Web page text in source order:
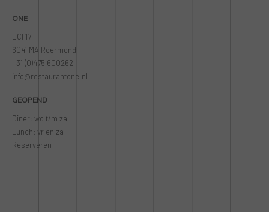
ONE
ECI 17
6041 MA Roermond
+31 (0)475 600262
info@restaurantone.nl
GEOPEND
Diner: wo t/m za
Lunch: vr en za
Reserveren